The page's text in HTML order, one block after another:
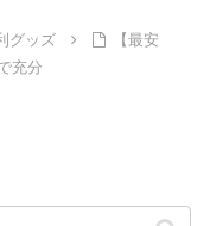
グッズ
【最安
充分